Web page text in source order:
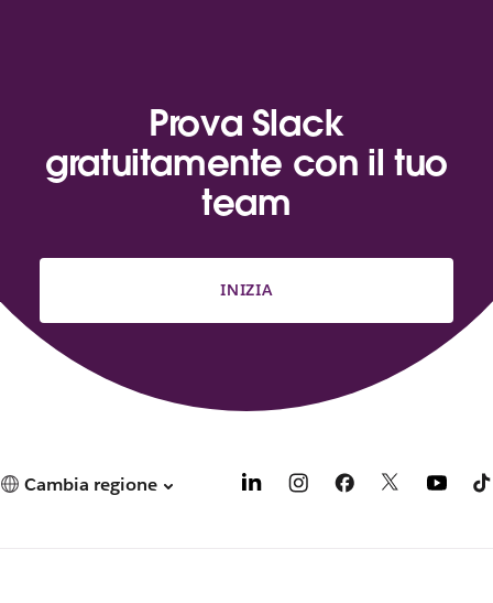
Prova Slack
gratuitamente con il tuo
team
INIZIA
Cambia regione